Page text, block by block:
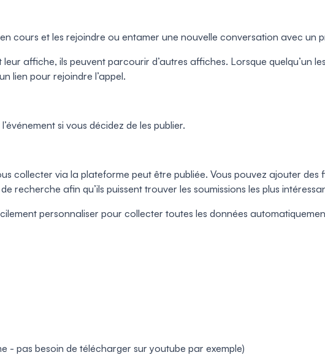
cours et les rejoindre ou entamer une nouvelle conversation avec un
affiche, ils peuvent parcourir d’autres affiches. Lorsque quelqu’un
lien pour rejoindre l’appel.
si vous décidez de les publier.
collecter via la plateforme peut être publiée. Vous pouvez ajouter des
recherche afin qu’ils puissent trouver les soumissions les plus
personnaliser pour collecter toutes les données
- pas besoin de télécharger sur youtube par exemple)